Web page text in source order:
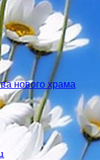
нового храма